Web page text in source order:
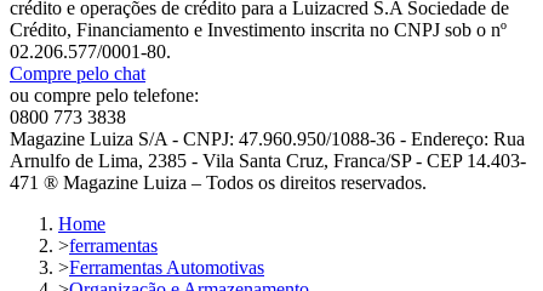
crédito e operações de crédito para a Luizacred S.A Sociedade de
Crédito, Financiamento e Investimento inscrita no CNPJ sob o nº
02.206.577/0001-80.
Compre pelo chat
ou compre pelo telefone:
0800 773 3838
Magazine Luiza S/A - CNPJ: 47.960.950/1088-36 - Endereço: Rua
Arnulfo de Lima, 2385 - Vila Santa Cruz, Franca/SP - CEP 14.403-
471 ® Magazine Luiza – Todos os direitos reservados.
Home
>ferramentas
>Ferramentas Automotivas